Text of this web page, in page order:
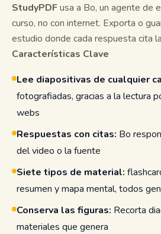
StudyPDFusa a Bo, un agente de
curso, no con internet. Exporta o
estudio donde cada respuesta cita
Características Clave
Lee diapositivas de cualquier
fotografiadas, gracias a la lectura
webs
Respuestas con citas: Bo
del video o la fuente
Siete tipos de material:
resumen y mapa mental, todos
Conserva las figuras: Recorta
materiales que genera